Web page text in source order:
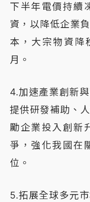
下半年電價持續
資，以降低企業
本，大宗物資降
月。
4.加速產業創新
提供研發補助、
勵企業投入創新
爭，強化我國在
位。
5.拓展全球多元